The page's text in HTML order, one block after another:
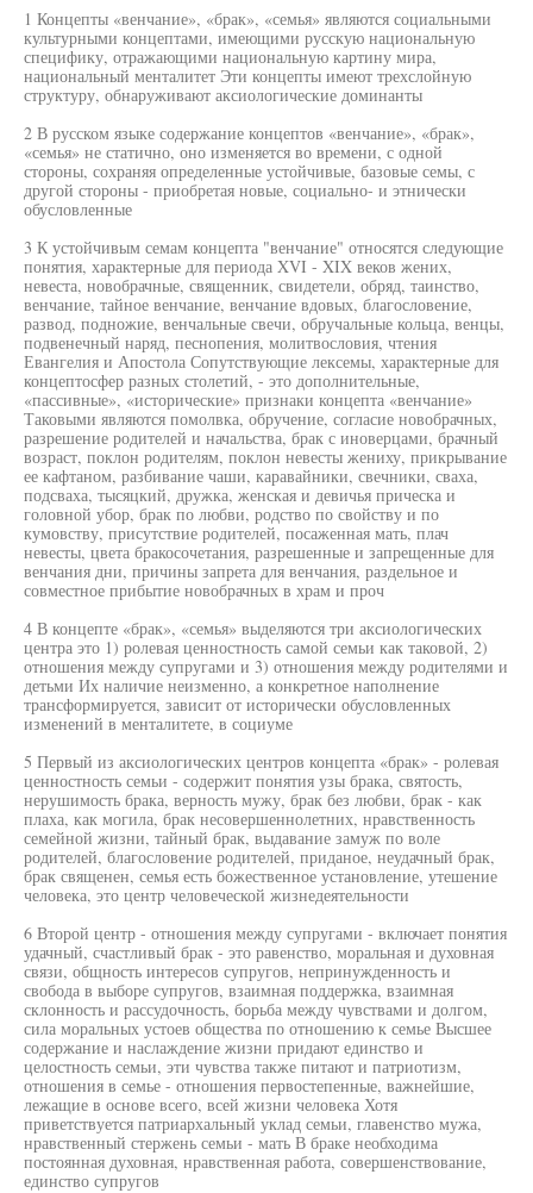
1 Концепты «венчание», «брак», «семья» являются социальными
культурными концептами, имеющими русскую национальную
специфику, отражающими национальную картину мира,
национальный менталитет Эти концепты имеют трехслойную
структуру, обнаруживают аксиологические доминанты
2 В русском языке содержание концептов «венчание», «брак»,
«семья» не статично, оно изменяется во времени, с одной
стороны, сохраняя определенные устойчивые, базовые семы, с
другой стороны - приобретая новые, социально- и этнически
обусловленные
3 К устойчивым семам концепта "венчание" относятся следующие
понятия, характерные для периода XVI - XIX веков жених,
невеста, новобрачные, священник, свидетели, обряд, таинство,
венчание, тайное венчание, венчание вдовых, благословение,
развод, подножие, венчальные свечи, обручальные кольца, венцы,
подвенечный наряд, песнопения, молитвословия, чтения
Евангелия и Апостола Сопутствующие лексемы, характерные для
концептосфер разных столетий, - это дополнительные,
«пассивные», «исторические» признаки концепта «венчание»
Таковыми являются помолвка, обручение, согласие новобрачных,
разрешение родителей и начальства, брак с иноверцами, брачный
возраст, поклон родителям, поклон невесты жениху, прикрывание
ее кафтаном, разбивание чаши, каравайники, свечники, сваха,
подсваха, тысяцкий, дружка, женская и девичья прическа и
головной убор, брак по любви, родство по свойству и по
кумовству, присутствие родителей, посаженная мать, плач
невесты, цвета бракосочетания, разрешенные и запрещенные для
венчания дни, причины запрета для венчания, раздельное и
совместное прибытие новобрачных в храм и проч
4 В концепте «брак», «семья» выделяются три аксиологических
центра это 1) ролевая ценностность самой семьи как таковой, 2)
отношения между супругами и 3) отношения между родителями и
детьми Их наличие неизменно, а конкретное наполнение
трансформируется, зависит от исторически обусловленных
изменений в менталитете, в социуме
5 Первый из аксиологических центров концепта «брак» - ролевая
ценностность семьи - содержит понятия узы брака, святость,
нерушимость брака, верность мужу, брак без любви, брак - как
плаха, как могила, брак несовершеннолетних, нравственность
семейной жизни, тайный брак, выдавание замуж по воле
родителей, благословение родителей, приданое, неудачный брак,
брак священен, семья есть божественное установление, утешение
человека, это центр человеческой жизнедеятельности
6 Второй центр - отношения между супругами - включает понятия
удачный, счастливый брак - это равенство, моральная и духовная
связи, общность интересов супругов, непринужденность и
свобода в выборе супругов, взаимная поддержка, взаимная
склонность и рассудочность, борьба между чувствами и долгом,
сила моральных устоев общества по отношению к семье Высшее
содержание и наслаждение жизни придают единство и
целостность семьи, эти чувства также питают и патриотизм,
отношения в семье - отношения первостепенные, важнейшие,
лежащие в основе всего, всей жизни человека Хотя
приветствуется патриархальный уклад семьи, главенство мужа,
нравственный стержень семьи - мать В браке необходима
постоянная духовная, нравственная работа, совершенствование,
единство супругов